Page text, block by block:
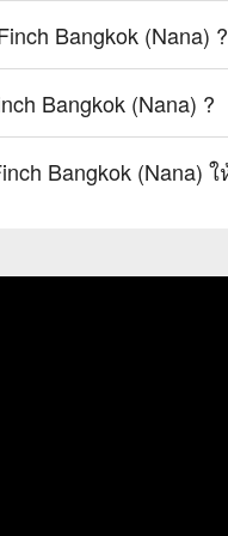
Bangkok (Nana) ?
Bangkok (Nana) ?
Bangkok (Nana)